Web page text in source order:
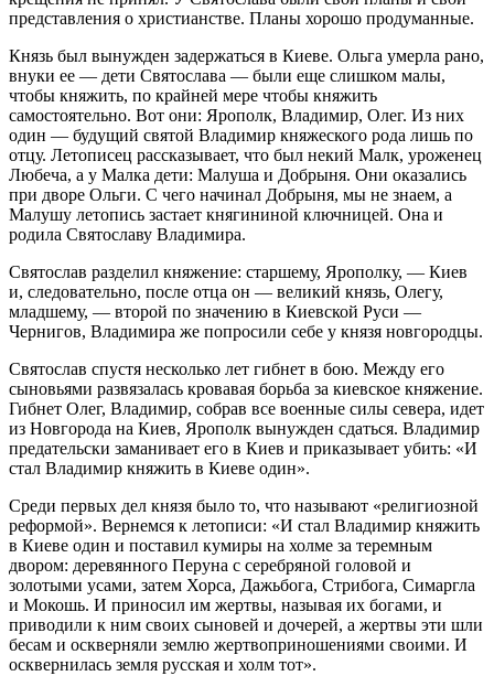
представления о христианстве. Планы хорошо продуманные.
Князь был вынужден задержаться в Киеве. Ольга умерла рано,
внуки ее — дети Святослава — были еще слишком малы,
чтобы княжить, по крайней мере чтобы княжить
самостоятельно. Вот они: Ярополк, Владимир, Олег. Из них
один — будущий святой Владимир княжеского рода лишь по
отцу. Летописец рассказывает, что был некий Малк, уроженец
Любеча, а у Малка дети: Малуша и Добрыня. Они оказались
при дворе Ольги. С чего начинал Добрыня, мы не знаем, а
Малушу летопись застает княгининой ключницей. Она и
родила Святославу Владимира.
Святослав разделил княжение: старшему, Ярополку, — Киев
и, следовательно, после отца он — великий князь, Олегу,
младшему, — второй по значению в Киевской Руси —
Чернигов, Владимира же попросили себе у князя новгородцы.
Святослав спустя несколько лет гибнет в бою. Между его
сыновьями развязалась кровавая борьба за киевское княжение.
Гибнет Олег, Владимир, собрав все военные силы севера, идет
из Новгорода на Киев, Ярополк вынужден сдаться. Владимир
предательски заманивает его в Киев и приказывает убить: «И
стал Владимир княжить в Киеве один».
Среди первых дел князя было то, что называют «религиозной
реформой». Вернемся к летописи: «И стал Владимир княжить
в Киеве один и поставил кумиры на холме за теремным
двором: деревянного Перуна с серебряной головой и
золотыми усами, затем Хорса, Дажьбога, Стрибога, Симаргла
и Мокошь. И приносил им жертвы, называя их богами, и
приводили к ним своих сыновей и дочерей, а жертвы эти шли
бесам и оскверняли землю жертвоприношениями своими. И
осквернилась земля русская и холм тот».